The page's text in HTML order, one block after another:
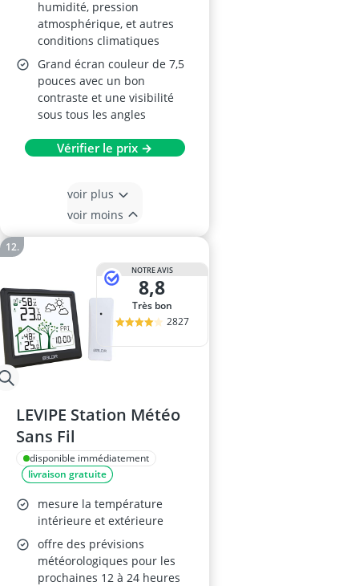
humidité, pression
atmosphérique, et autres
conditions climatiques
Grand écran couleur de 7,5
pouces avec un bon
contraste et une visibilité
sous tous les angles
Vérifier le prix →
voir plus
voir moins
NOTRE AVIS
8,8
Très bon
2827
LEVIPE Station Météo
Sans Fil
disponible immédiatement
livraison gratuite
mesure la température
intérieure et extérieure
offre des prévisions
météorologiques pour les
prochaines 12 à 24 heures